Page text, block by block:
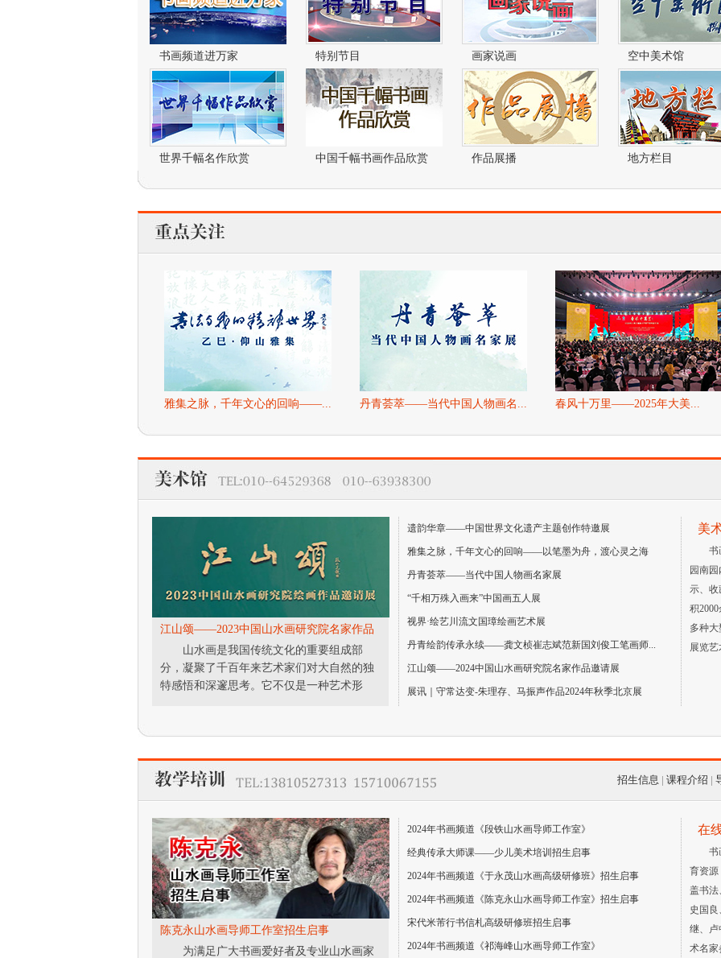
书画频道进万家 特别节目 画家说画 空中美术馆
世界千幅名作欣赏 中国千幅书画作品欣赏 作品展播 地方栏目
雅集之脉，千年文心的回响——... 丹青荟萃——当代中国人物画名... 春风十万里——2025年大美...
江山颂——2023中国山水画研究院名家作品
山水画是我国传统文化的重要组成部
分，凝聚了千百年来艺术家们对大自然的独
特感悟和深邃思考。它不仅是一种艺术形
遗韵华章——中国世界文化遗产主题创作特邀展
雅集之脉，千年文心的回响——以笔墨为舟，渡心灵之海
丹青荟萃——当代中国人物画名家展
“千相万殊入画来”中国画五人展
视界·绘艺川流文国璋绘画艺术展
丹青绘韵传承永续——龚文桢崔志斌范新国刘俊工笔画师...
江山颂——2024中国山水画研究院名家作品邀请展
展讯｜守常达变-朱理存、马振声作品2024年秋季北京展
美
书
园南
示、收
积
多种
展览
招生信息 | 课程介绍 |
陈克永山水画导师工作室招生启事
为满足广大书画爱好者及专业山水画家
2024年书画频道《段铁山水画导师工作室》
经典传承大师课——少儿美术培训招生启事
2024年书画频道《于永茂山水画高级研修班》招生启事
2024年书画频道《陈克永山水画导师工作室》招生启事
宋代米芾行书信札高级研修班招生启事
2024年书画频道《祁海峰山水画导师工作室》
在
书
育资源
盖书法
史国
继、卢
术名家